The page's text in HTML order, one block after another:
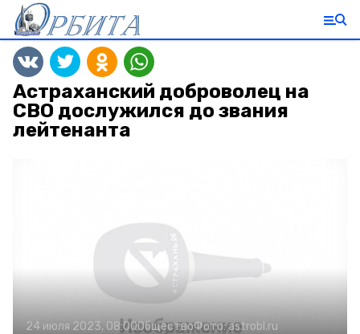
Астраханский доброволец на
СВО дослужился до звания
лейтенанта
24 июля 2023, 08:00ОбществоФото:astrobl.ru